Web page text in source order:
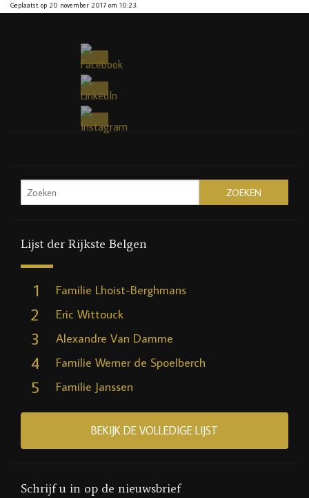
Geplaatst op 20 november 2017 om 10:23.
Lijst der Rijkste Belgen
1 Familie Lhoist-Berghmans
2 Eric Wittouck
3 Alexandre Van Damme
4 Familie Werner de Spoelberch
5 Familie Janssen
BEKIJK DE VOLLEDIGE LIJST
Schrijf u in op de nieuwsbrief